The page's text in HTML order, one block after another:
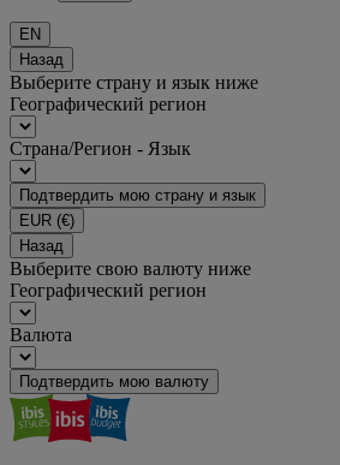
EN
Назад
Выберите страну и язык ниже
Географический регион
Страна/Регион - Язык
Подтвердить мою страну и язык
EUR (€)
Назад
Выберите свою валюту ниже
Географический регион
Валюта
Подтвердить мою валюту